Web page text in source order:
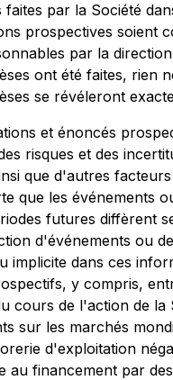
faites par la Société
prospectives soient
par la
ont été faites, rien
se révéleront
et énoncés
risques et des
que d'autres
que les événements
futures diffèrent
d'événements ou
implicite dans ces
y compris,
cours de l'action de la
sur les marchés
d'exploitation
au financement par